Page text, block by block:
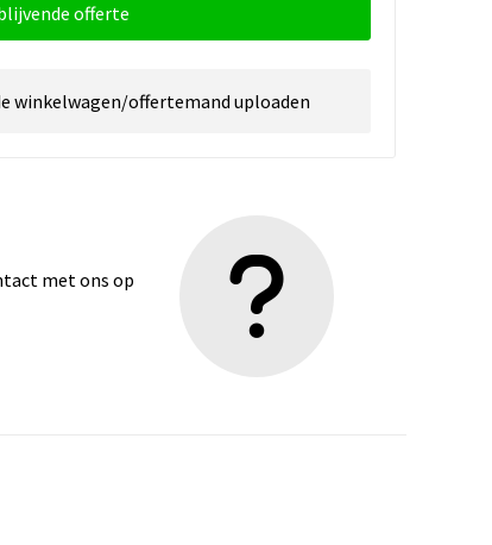
offerte
winkelwagen/offertemand uploaden
met ons op